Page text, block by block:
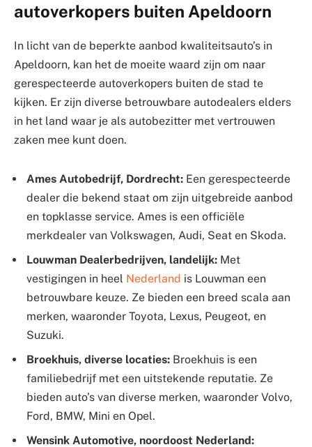
autoverkopers buiten Apeldoorn
In licht van de beperkte aanbod kwaliteitsauto’s in
Apeldoorn, kan het de moeite waard zijn om naar
gerespecteerde autoverkopers buiten de stad te
kijken. Er zijn diverse betrouwbare autodealers elders
in het land waar je als autobezitter met vertrouwen
zaken mee kunt doen.
Ames Autobedrijf, Dordrecht: Een gerespecteerde
dealer die bekend staat om zijn uitgebreide aanbod
en topklasse service. Ames is een officiële
merkdealer van Volkswagen, Audi, Seat en Skoda.
Louwman Dealerbedrijven, landelijk: Met
vestigingen in heel Nederland is Louwman een
betrouwbare keuze. Ze bieden een breed scala aan
merken, waaronder Toyota, Lexus, Peugeot, en
Suzuki.
Broekhuis, diverse locaties: Broekhuis is een
familiebedrijf met een uitstekende reputatie. Ze
bieden auto’s van diverse merken, waaronder Volvo,
Ford, BMW, Mini en Opel.
Wensink Automotive, noordoost Nederland: